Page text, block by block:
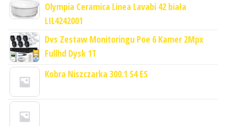
Olympia Ceramica Linea Lavabi 42 biała
LIL4242001
Dvs Zestaw Monitoringu Poe 6 Kamer 2Mpx
Fullhd Dysk 1T
Kobra Niszczarka 300.1 S4 ES